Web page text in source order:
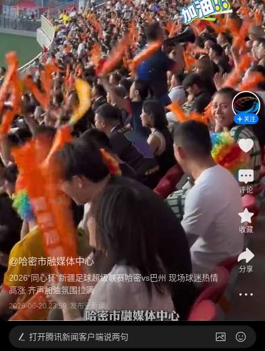
@哈密市融媒体中心
2026“同心杯”新疆足球超级联赛哈密vs巴州 现场球迷热情
高涨 齐声加油氛围拉满
2026-06-20 23:59 发布于新疆
关注
评论
收藏
分享
打开腾讯新闻客户端说两句